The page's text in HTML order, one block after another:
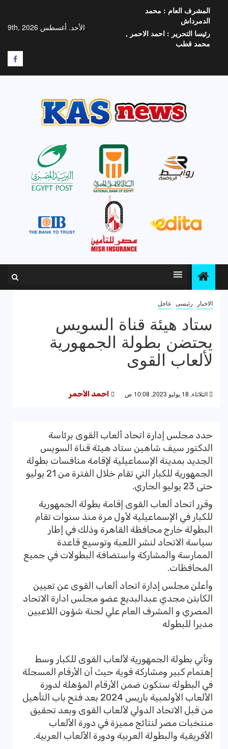
المحتوى
الأحد. أغسطس 9th, 2026
المشرف العام : محمد
الدمرداش
رئيسا التحرير : احمد الاحمر ,
محمد قطب
F
الاخبار رئيسى عاجل
ستاد هيئة قناة السويس
يحتضن بطولة الجمهورية
لألعاب القوى
الثلاثاء, 18 يوليو 2023, 10:08 ص احمد الأحمر
حدد مجلس إدارة اتحاد ألعاب القوى برئاسة
الدكتور سيف شاهين ستاد هيئة قناة السويس
الجديد بمدينة الإسماعيلية لإقامة منافسات بطولة
الجمهورية للكبار التي تقام خلال الفترة من 21 يوليو
حتى 23 يوليو الجاري.
وقرر اتحاد ألعاب القوى إقامة بطولة الجمهورية
للكبار في الإسماعيلية لأول مرة منذ سنوات تقام
البطولة خارج محافظة القاهرة وذلك في إطار
سياسة الاتحاد لنشر اللعبة وتوسيع قاعدة
الممارسة والمشاركة واستضافة البطولات في جميع
المحافظات.
وأعلن مجلس إدارة اتحاد ألعاب القوى عن تعيين
الكابتن مجدي عبدالبديع عضو مجلس ادارة الاتحاد
المصري و المشرف العام علي لجنة شؤون اللاعبين
مديرا للبطوله
وتأتي بطولة الجمهورية لألعاب القوى للكبار وسط
إهتمام كبير ومشاركة قوية حيث أن الأرقام المسجلة
في البطولة ستكون ضمن الأرقام المؤهلة لدورة
الألعاب الأولمبية باريس 2024 بعد فتح باب التأهيل
من قبل الاتحاد الدولي لألعاب القوى وبعد تحقيق
منتخبات مصر لنتائج مميزة في دورة الألعاب
الأفريقية والبطولة العربية ودورة الألعاب العربية.